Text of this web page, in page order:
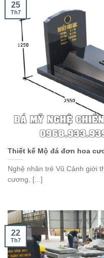
Thiết kế Mộ đá đơn hoa
Nghệ nhân trẻ Vũ Cảnh giới
cương, [...]
25
Th7
22
Th7